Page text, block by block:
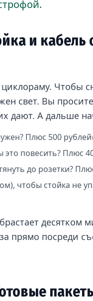
и
Чтобы
свет. Вы
дают. А дальше
Плюс 500
повесить? Плюс
до розетки?
чтобы стойка не
десятком
прямо посреди